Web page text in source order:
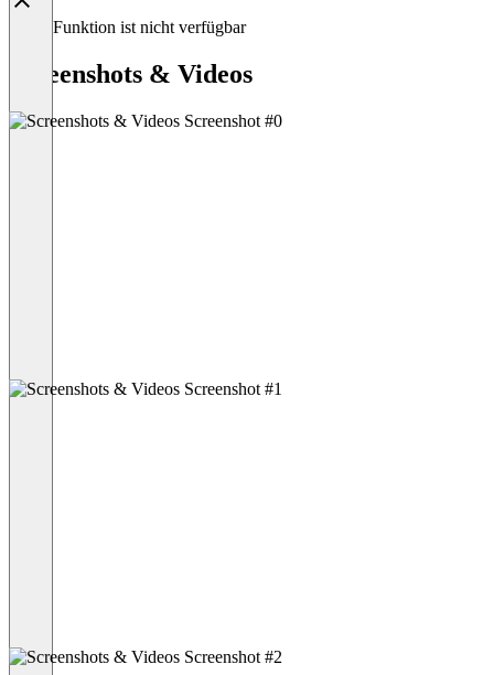
Diese Funktion ist nicht verfügbar
Screenshots & Videos